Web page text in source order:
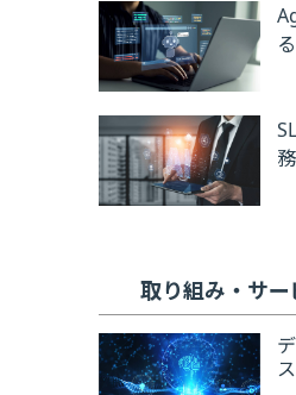
取り組み・サ
ス